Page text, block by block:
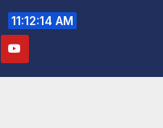
11:12:15 AM